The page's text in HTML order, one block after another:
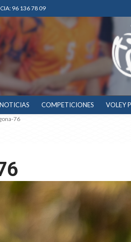
96 136 78 09
NOTICIAS COMPETICIONES VOLEY
76